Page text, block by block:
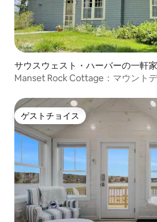
サウスウェスト・ハーバーの一軒家
Manset Rock Cottage：マウント
ゲストチョイス
ゲストチョイス